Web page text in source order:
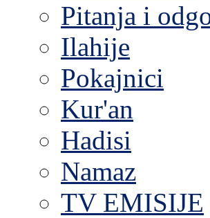
Pitanja i
Ilahije
Pokajnici
Kur'an
Hadisi
Namaz
TV EMISIJE